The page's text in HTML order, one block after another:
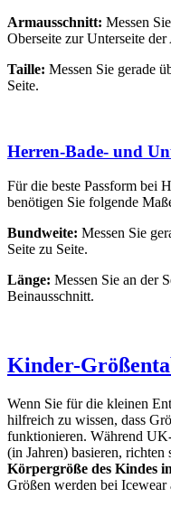
Armausschnitt: Messen
Oberseite zur Unterseite
Taille: Messen Sie gerade
Seite.
Herren-Bade- und
Für die beste Passform bei
benötigen Sie folgende
Bundweite: Messen Sie
Seite zu Seite.
Länge: Messen Sie an der
Beinausschnitt.
Kinder-
Wenn Sie für die kleinen
hilfreich zu wissen, dass
funktionieren. Während
(in Jahren) basieren,
Körpergröße des Kindes
Größen werden bei Icewear